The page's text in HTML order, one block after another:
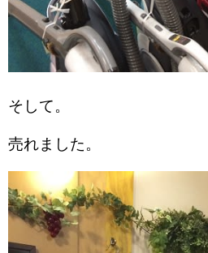
そして。
売れました。